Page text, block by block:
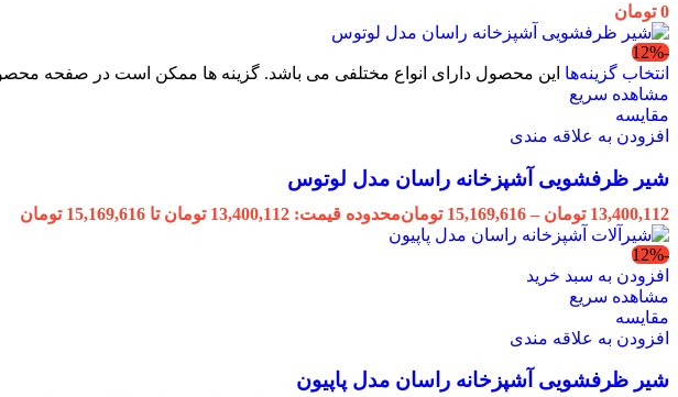
0 تومان
-12%
انتخاب گزینه‌ها این محصول دارای انواع مختلفی می باشد. گزینه ها ممکن است در صفحه
مشاهده سریع
مقایسه
افزودن به علاقه مندی
شیر ظرفشویی آشپزخانه راسان مدل لوتوس
13,400,112 تومان –
15,169,616 تومانمحدوده قیمت: 13,400,112 تومان تا 15,169,616 تومان
-12%
افزودن به سبد خرید
مشاهده سریع
مقایسه
افزودن به علاقه مندی
شیر ظرفشویی آشپزخانه راسان مدل پاپیون